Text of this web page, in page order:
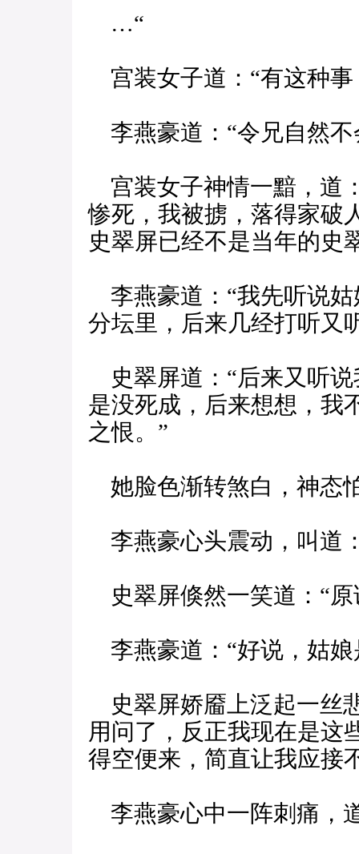
…“
宫装女子道：“有这种事
李燕豪道：“令兄自然不
宫装女子神情一黯，道
惨死，我被掳，落得家
史翠屏已经不是当年的史
李燕豪道：“我先听说姑
分坛里，后来几经打听
史翠屏道：“后来又听
是没死成，后来想想，我
之恨。”
她脸色渐转煞白，神态
李燕豪心头震动，叫道
史翠屏倏然一笑道：“原
李燕豪道：“好说，姑娘
史翠屏娇靥上泛起一丝
用问了，反正我现在是这
得空便来，简直让我应
李燕豪心中一阵刺痛，